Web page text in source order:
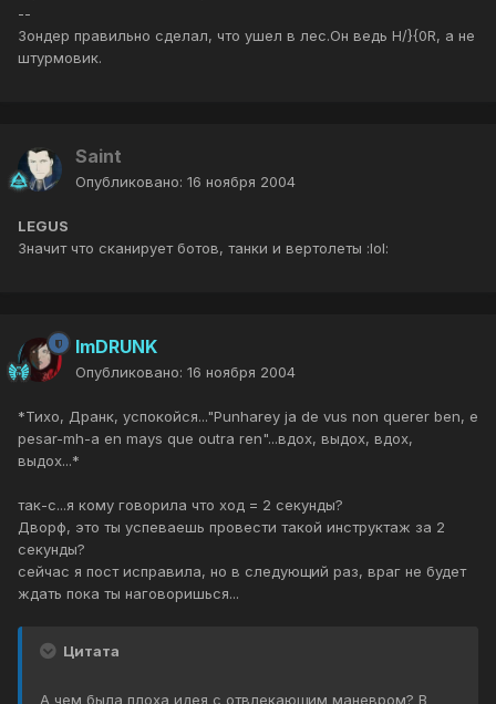
--
Зондер правильно сделал, что ушел в лес.Он ведь H/}{0R, а не
штурмовик.
Saint
Опубликовано: 16 ноября 2004
LEGUS
Значит что сканирует ботов, танки и вертолеты :lol:
ImDRUNK
Опубликовано: 16 ноября 2004
*Тихо, Дранк, успокойся..."Punharey ja de vus non querer ben, e
pesar-mh-a en mays que outra ren"...вдох, выдох, вдох,
выдох...*
так-с...я кому говорила что ход = 2 секунды?
Дворф, это ты успеваешь провести такой инструктаж за 2
секунды?
сейчас я пост исправила, но в следующий раз, враг не будет
ждать пока ты наговоришься...
Цитата
А чем была плоха идея с отвлекающим маневром? В